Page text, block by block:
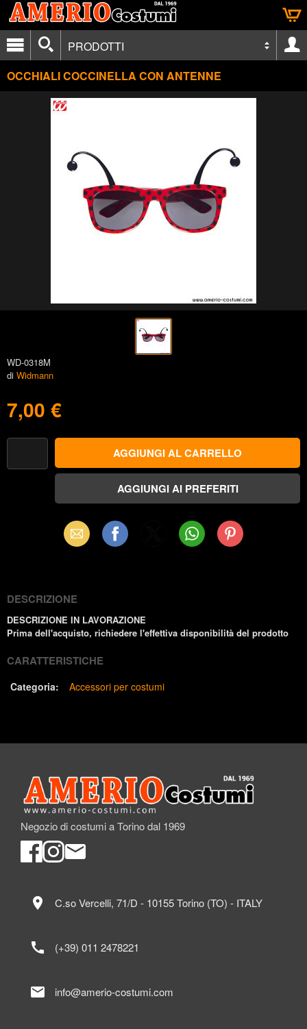
PRODOTTI
OCCHIALI COCCINELLA CON ANTENNE
WD-0318M
di Widmann
7,00 €
Email Facebook WhatsAppPinterest
DESCRIZIONE
DESCRIZIONE IN LAVORAZIONE
Prima dell'acquisto, richiedere l'effettiva disponibilità del prodotto
CARATTERISTICHE
Categoria: Accessori per costumi
Negozio di costumi a Torino dal 1969
location_on C.so Vercelli, 71/D - 10155 Torino (TO) - ITALY
call (+39) 011 2478221
mail info@amerio-costumi.com